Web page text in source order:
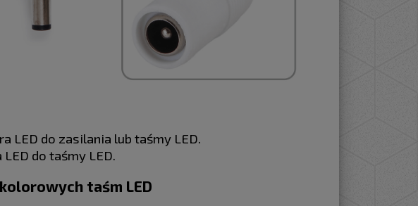
LED do zasilania lub taśmy LED.
do taśmy LED.
taśm LED